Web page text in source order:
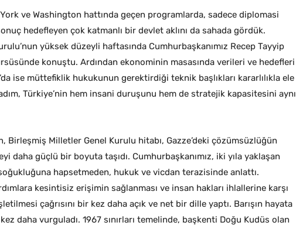
ve Washington hattında geçen programlarda, sadece diplomasi
hedefleyen çok katmanlı bir devlet aklını da sahada gördük.
yüksek düzeyli haftasında Cumhurbaşkanımız Recep Tayyip
konuştu. Ardından ekonominin masasında verileri ve hedefleri
ise müttefiklik hukukunun gerektirdiği teknik başlıkları kararlılıkla ele
Türkiye’nin hem insani duruşunu hem de stratejik kapasitesini aynı
Birleşmiş Milletler Genel Kurulu hitabı, Gazze’deki çözümsüzlüğün
daha güçlü bir boyuta taşıdı. Cumhurbaşkanımız, iki yıla yaklaşan
hapsetmeden, hukuk ve vicdan terazisinde anlattı.
kesintisiz erişimin sağlanması ve insan hakları ihlallerine karşı
çağrısını bir kez daha açık ve net bir dille yaptı. Barışın hayata
daha vurguladı. 1967 sınırları temelinde, başkenti Doğu Kudüs olan